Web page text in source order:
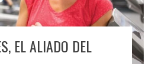
EL ALIADO DEL